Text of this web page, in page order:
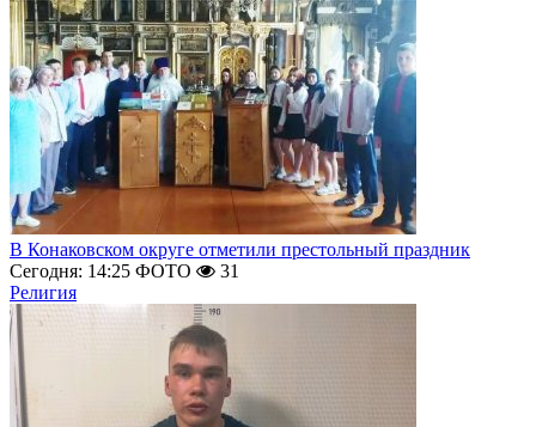
В Конаковском округе отметили престольный праздник
Сегодня: 14:25 ФОТО
31
Религия